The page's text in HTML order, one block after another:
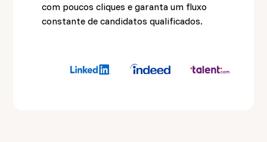
com poucos cliques e garanta um fluxo
constante de candidatos qualificados.